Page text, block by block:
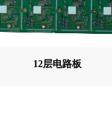
12层电路板